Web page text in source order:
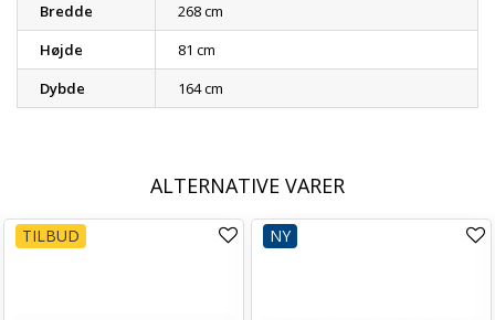
Bredde
268 cm
Højde
81 cm
Dybde
164 cm
ALTERNATIVE VARER
TILBUD NY